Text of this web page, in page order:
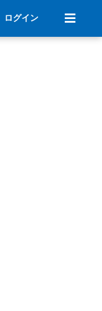
ログイン